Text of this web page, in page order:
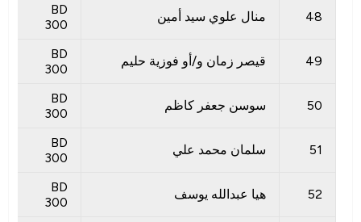
48 منال علوي سيد أمين
BD
300
49 قيصر زمان و/أو فوزية حليم
BD
300
50 سوسن جعفر كاظم
BD
300
51 سلمان محمد علي
BD
300
52 هيا عبدالله يوسف
BD
300